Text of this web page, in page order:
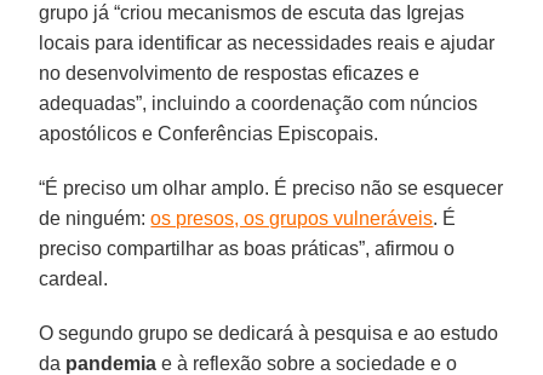
grupo já “criou mecanismos de escuta das Igrejas
locais para identificar as necessidades reais e ajudar
no desenvolvimento de respostas eficazes e
adequadas”, incluindo a coordenação com núncios
apostólicos e Conferências Episcopais.
“É preciso um olhar amplo. É preciso não se esquecer
de ninguém:os presos, os grupos vulneráveis. É
preciso compartilhar as boas práticas”, afirmou o
cardeal.
O segundo grupo se dedicará à pesquisa e ao estudo
da pandemia e à reflexão sobre a sociedade e o